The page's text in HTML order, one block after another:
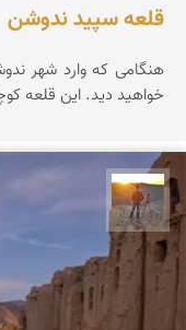
قلعه سپید ندوشن
هنگامی که وارد شهر
خواهید دید. این قلعه کوچک قلعه